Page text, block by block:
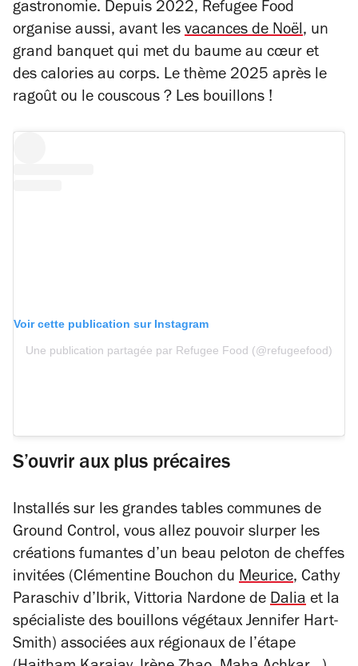
gastronomie. Depuis 2022, Refugee Food
organise aussi, avant les vacances de Noël, un
grand banquet qui met du baume au cœur et
des calories au corps. Le thème 2025 après le
ragoût ou le couscous ? Les bouillons !
Voir cette publication sur Instagram
Une publication partagée par Refugee Food (@refugeefood)
S’ouvrir aux plus précaires
Installés sur les grandes tables communes de
Ground Control, vous allez pouvoir slurper les
créations fumantes d’un beau peloton de cheffes
invitées (Clémentine Bouchon du Meurice, Cathy
Paraschiv d’Ibrik, Vittoria Nardone de Dalia et la
spécialiste des bouillons végétaux Jennifer Hart-
Smith) associées aux régionaux de l’étape